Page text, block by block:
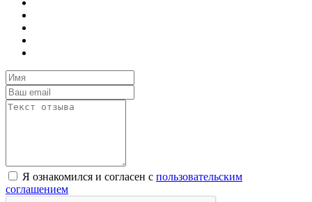
Я ознакомился и согласен с пользовательским
соглашением